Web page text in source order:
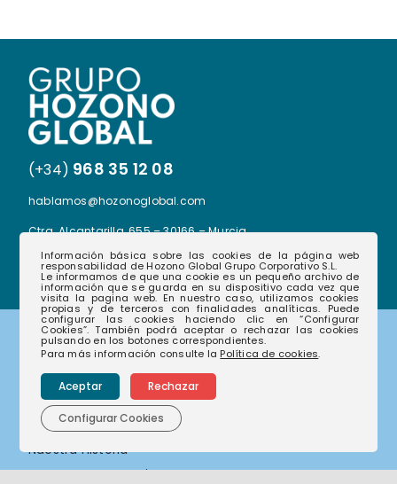
(+34) 968 35 12 08
hablamos@hozonoglobal.com
Ctra. Alcantarilla, 655 – 30166 – Murcia
Corporativo
Nuestras empresas
Nuestra historia
Nuestro compromiso
Información básica sobre las cookies de la página web
responsabilidad de Hozono Global Grupo Corporativo S.L.
Le informamos de que una cookie es un pequeño archivo de
información que se guarda en su dispositivo cada vez que
visita la pagina web. En nuestro caso, utilizamos cookies
propias y de terceros con finalidades analíticas. Puede
configurar las cookies haciendo clic en “Configurar
Cookies”. También podrá aceptar o rechazar las cookies
pulsando en los botones correspondientes.
Para más información consulte la Política de cookies.
Aceptar Rechazar
Configurar Cookies